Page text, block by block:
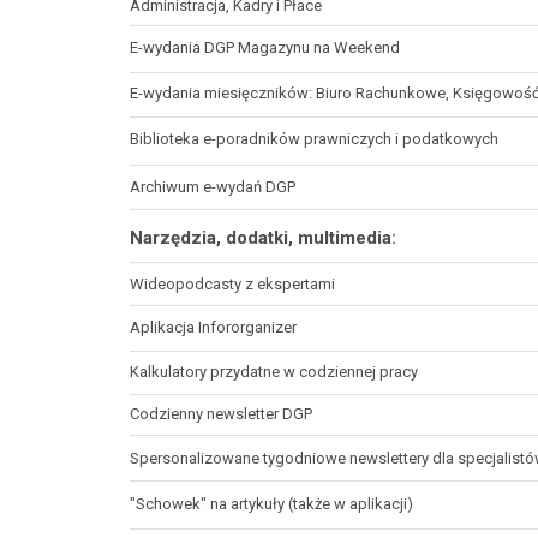
Administracja, Kadry i Płace
E-wydania DGP Magazynu na Weekend
Biblioteka e-poradników prawniczych i podatkowych
Archiwum e-wydań DGP
Wideopodcasty z ekspertami
Narzędzia, dodatki, multimedia:
Aplikacja Infororganizer
Kalkulatory przydatne w codziennej pracy
Codzienny newsletter DGP
Spersonalizowane tygodniowe newslettery dla
"Schowek" na artykuły (także w aplikacji)
E-wydania miesięczników: Biuro Rachunkowe,